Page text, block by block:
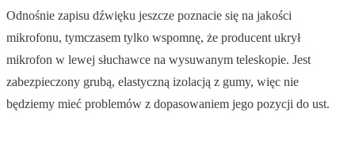
Odnośnie zapisu dźwięku jeszcze poznacie się na jakości
mikrofonu, tymczasem tylko wspomnę, że producent ukrył
mikrofon w lewej słuchawce na wysuwanym teleskopie. Jest
zabezpieczony grubą, elastyczną izolacją z gumy, więc nie
będziemy mieć problemów z dopasowaniem jego pozycji do ust.